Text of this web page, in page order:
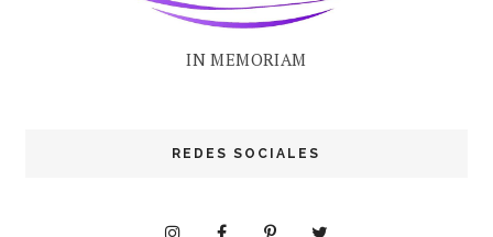
IN MEMORIAM
REDES SOCIALES